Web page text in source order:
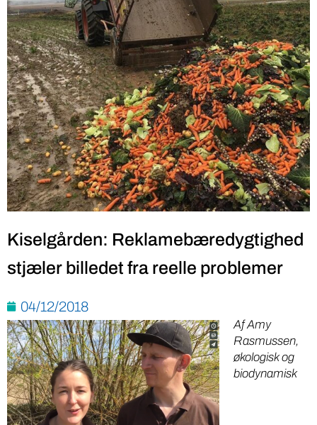
Kiselgården: Reklamebæredygtighed
stjæler billedet fra reelle problemer
04/12/2018
Af Amy
Rasmussen,
økologisk og
biodynamisk